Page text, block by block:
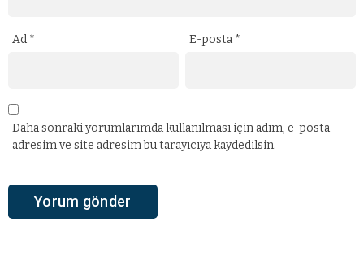
Ad * E-posta *
Daha sonraki yorumlarımda kullanılması için adım, e-posta
adresim ve site adresim bu tarayıcıya kaydedilsin.